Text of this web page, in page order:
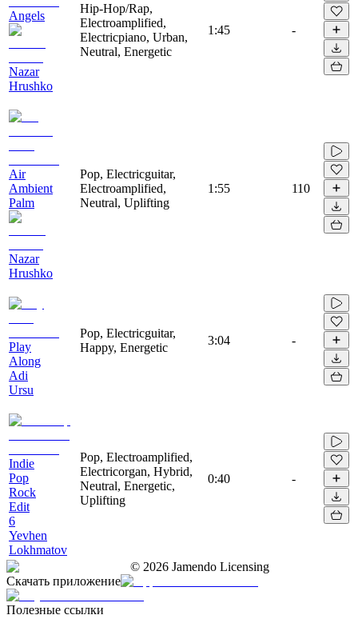
Angels
Nazar
Hrushko
Hip-Hop/Rap,
Electroamplified,
Electricpiano, Urban,
Neutral, Energetic
1:45 -
Air
Ambient
Palm
Nazar
Hrushko
Pop, Electricguitar,
Electroamplified,
Neutral, Uplifting
1:55 110
Play
Along
Adi
Ursu
Pop, Electricguitar,
Happy, Energetic
3:04 -
Indie
Pop
Rock
Edit
6
Yevhen
Lokhmatov
Pop, Electroamplified,
Electricorgan, Hybrid,
Neutral, Energetic,
Uplifting
0:40 -
© 2026 Jamendo Licensing
Скачать приложение
Полезные ссылки